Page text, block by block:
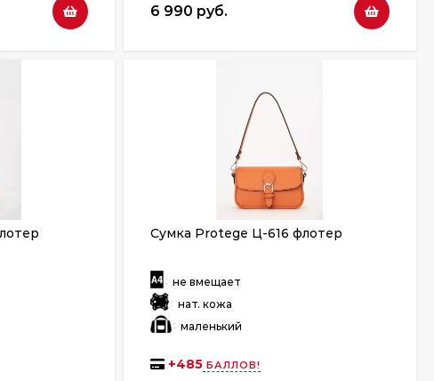
6 990 руб.
Сумка Protege Ц-616 флотер
: не вмещает
: нат. кожа
: маленький
+485БАЛЛОВ!